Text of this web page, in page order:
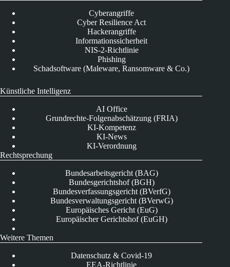
Cyberangriffe
Cyber Resilience Act
Hackerangriffe
Informationssicherheit
NIS-2-Richtlinie
Phishing
Schadsoftware (Maleware, Ransomware & Co.)
Künstliche Intelligenz
AI Office
Grundrechte-Folgenabschätzung (FRIA)
KI-Kompetenz
KI-News
KI-Verordnung
Rechtsprechung
Bundesarbeitsgericht (BAG)
Bundesgerichtshof (BGH)
Bundesverfassungsgericht (BVerfG)
Bundesverwaltungsgericht (BVerwG)
Europäisches Gericht (EuG)
Europäischer Gerichtshof (EuGH)
Weitere Themen
Datenschutz & Covid-19
EEA-Richtlinie